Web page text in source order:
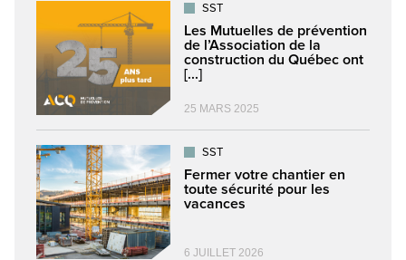
SST
Les Mutuelles de prévention
de l’Association de la
construction du Québec ont
[...]
25 MARS 2025
SST
Fermer votre chantier en
toute sécurité pour les
vacances
6 JUILLET 2026